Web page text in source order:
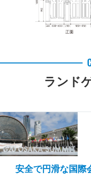
ランド
安全で円滑な国際